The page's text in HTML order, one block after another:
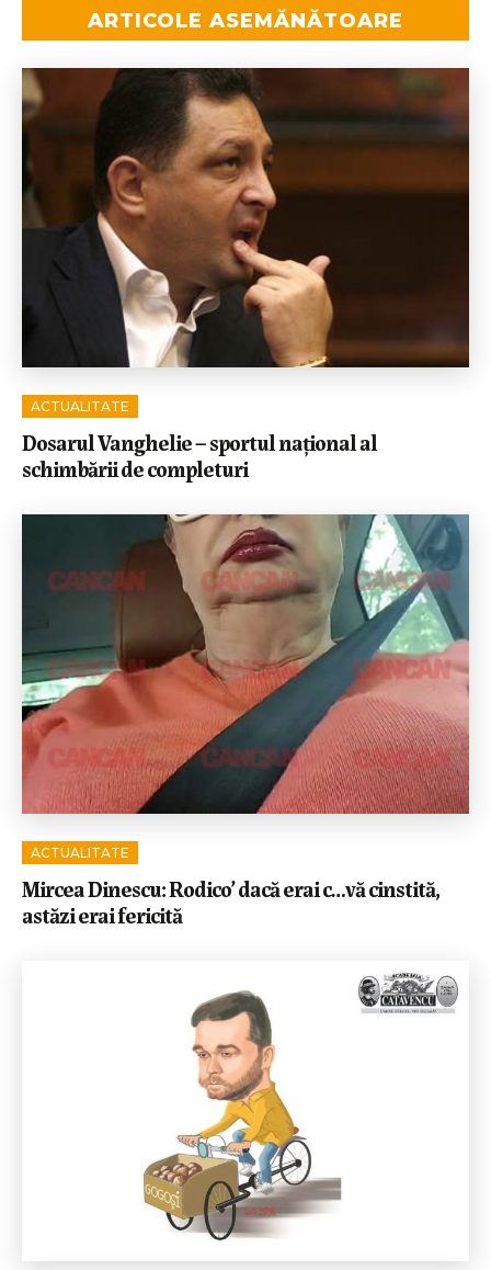
ARTICOLE ASEMĂNĂTOARE
ACTUALITATE
Dosarul Vanghelie – sportul național al
schimbării de completuri
ACTUALITATE
Mircea Dinescu: Rodico’ dacă erai c…vă cinstită,
astăzi erai fericită